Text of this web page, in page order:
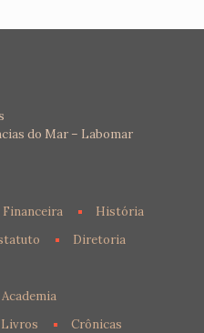
do Mar – Labomar
História
Diretoria
Livros
Crônicas